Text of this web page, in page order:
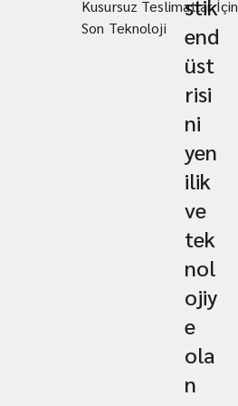
Kusursuz Teslimatlar İçin
Son Teknoloji
stik
end
üst
risi
ni
yen
ilik
ve
tek
nol
ojiy
e
ola
n